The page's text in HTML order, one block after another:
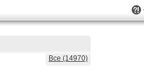
Все (14970)